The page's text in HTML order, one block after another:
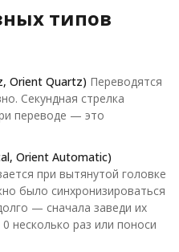
типов
Orient Quartz) Переводятся
Секундная стрелка
переводе — это
Orient Automatic)
при вытянутой головке
было синхронизироваться
— сначала заведи их
несколько раз или поноси